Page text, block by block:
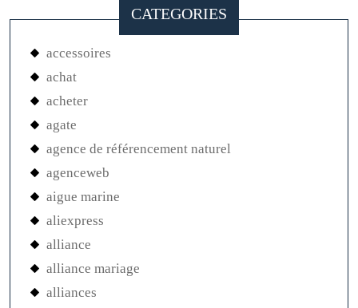
CATEGORIES
accessoires
achat
acheter
agate
agence de référencement naturel
agenceweb
aigue marine
aliexpress
alliance
alliance mariage
alliances